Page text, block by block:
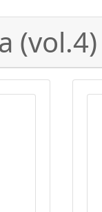
(vol.4)